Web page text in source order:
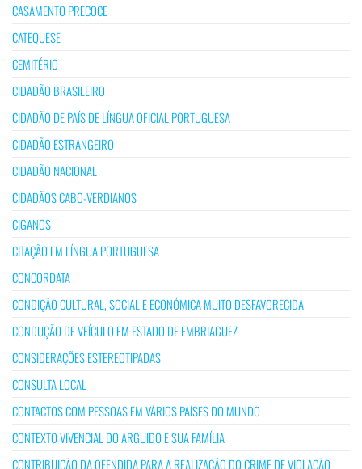
CASAMENTO PRECOCE
CATEQUESE
CEMITÉRIO
CIDADÃO BRASILEIRO
CIDADÃO DE PAÍS DE LÍNGUA OFICIAL PORTUGUESA
CIDADÃO ESTRANGEIRO
CIDADÃO NACIONAL
CIDADÃOS CABO-VERDIANOS
CIGANOS
CITAÇÃO EM LÍNGUA PORTUGUESA
CONCORDATA
CONDIÇÃO CULTURAL, SOCIAL E ECONÓMICA MUITO DESFAVORECIDA
CONDUÇÃO DE VEÍCULO EM ESTADO DE EMBRIAGUEZ
CONSIDERAÇÕES ESTEREOTIPADAS
CONSULTA LOCAL
CONTACTOS COM PESSOAS EM VÁRIOS PAÍSES DO MUNDO
CONTEXTO VIVENCIAL DO ARGUIDO E SUA FAMÍLIA
CONTRIBUIÇÃO DA OFENDIDA PARA A REALIZAÇÃO DO CRIME DE VIOLAÇÃO